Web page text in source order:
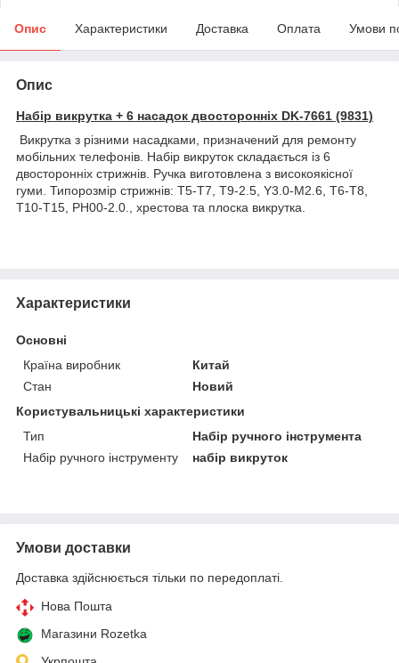
Опис Характеристики Доставка Оплата Умови
Опис
Набір викрутка + 6 насадок двосторонніх DK-7661 (9831)
Викрутка з різними насадками, призначений для ремонту
мобільних телефонів. Набір викруток складається із 6
двосторонніх стрижнів. Ручка виготовлена з високоякісної
гуми. Типорозмір стрижнів: T5-T7, T9-2.5, Y3.0-M2.6, T6-T8,
T10-T15, PH00-2.0., хрестова та плоска викрутка.
Характеристики
Основні
Країна виробник
Китай
Стан
Новий
Користувальницькі характеристики
Тип
Набір ручного інструмента
Набір ручного інструменту
набір викруток
Умови доставки
Доставка здійснюється тільки по передоплаті.
Нова Пошта
Магазини Rozetka